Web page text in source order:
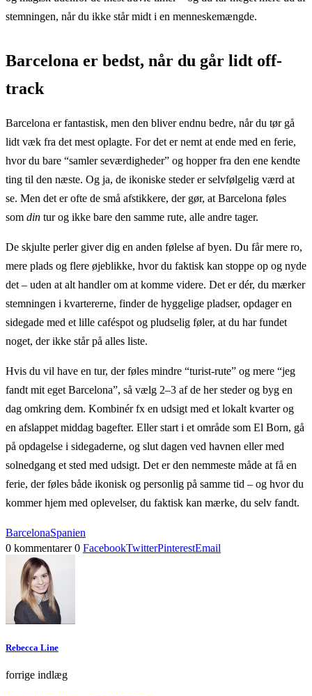
stemningen, når du ikke står midt i en menneskemængde.
Barcelona er bedst, når du går lidt off-
track
Barcelona er fantastisk, men den bliver endnu bedre, når du tør gå
lidt væk fra det mest oplagte. For det er nemt at ende med en ferie,
hvor du bare “samler seværdigheder” og hopper fra den ene kendte
ting til den næste. Og ja, de ikoniske steder er selvfølgelig værd at
se. Men det er ofte de små afstikkere, der gør, at Barcelona føles
som din tur og ikke bare den samme rute, alle andre tager.
De skjulte perler giver dig en anden følelse af byen. Du får mere ro,
mere plads og flere øjeblikke, hvor du faktisk kan stoppe op og nyde
det – uden at alt handler om at komme videre. Det er dér, du mærker
stemningen i kvartererne, finder de hyggelige pladser, opdager en
sidegade med et lille caféspot og pludselig føler, at du har fundet
noget, der ikke står på alles liste.
Hvis du vil have en tur, der føles mindre “turist-rute” og mere “jeg
fandt mit eget Barcelona”, så vælg 2–3 af de her steder og byg en
dag omkring dem. Kombinér fx en udsigt med et lokalt kvarter og
en afslappet middag bagefter. Eller start i et område som El Born, gå
på opdagelse i sidegaderne, og slut dagen ved havnen eller med
solnedgang et sted med udsigt. Det er den nemmeste måde at få en
ferie, der føles både ikonisk og personlig på samme tid – og hvor du
kommer hjem med oplevelser, du faktisk kan mærke, du selv fandt.
BarcelonaSpanien
0 kommentarer 0 FacebookTwitterPinterestEmail
Rebecca Line
forrige indlæg